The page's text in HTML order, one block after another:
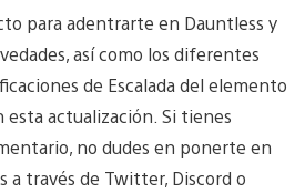
para adentrarte en Dauntless y
así como los diferentes
de Escalada del elemento
esta actualización. Si tienes
no dudes en ponerte en
través de Twitter, Discord o